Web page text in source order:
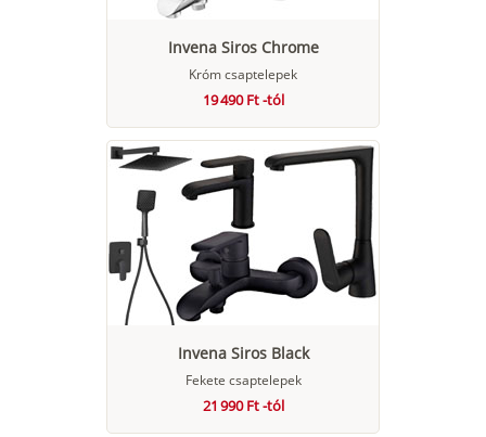
Invena Siros Chrome
Króm csaptelepek
19 490 Ft -tól
Invena Siros Black
Fekete csaptelepek
21 990 Ft -tól